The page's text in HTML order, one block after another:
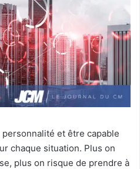
et être capable
chaque situation. Plus on
plus on risque de prendre à